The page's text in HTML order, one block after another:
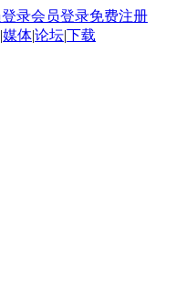
会员登录免费注册
|媒体|论坛|下载